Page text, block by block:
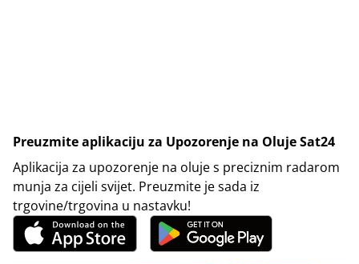
Preuzmite aplikaciju za Upozorenje na Oluje Sat24
Aplikacija za upozorenje na oluje s preciznim radarom
munja za cijeli svijet. Preuzmite je sada iz
trgovine/trgovina u nastavku!